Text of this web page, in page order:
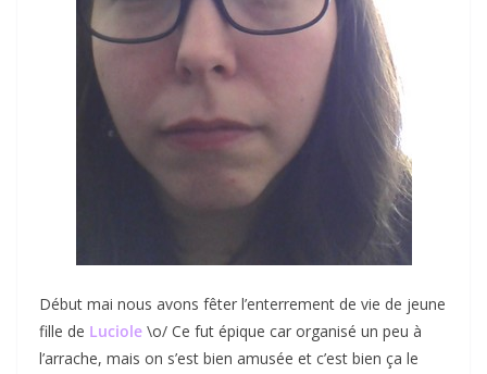
Début mai nous avons fêter l’enterrement de vie de jeune
fille de Luciole \o/ Ce fut épique car organisé un peu à
l’arrache, mais on s’est bien amusée et c’est bien ça le